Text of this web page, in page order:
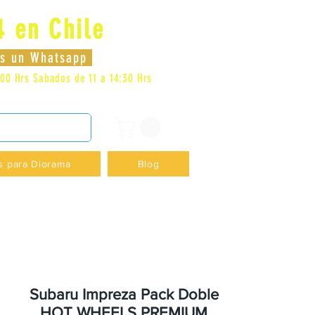
en Chile
un Whatsapp
Hrs Sabados de 11 a 14:30 Hrs
para Diorama Blog
Subaru Impreza Pack Doble